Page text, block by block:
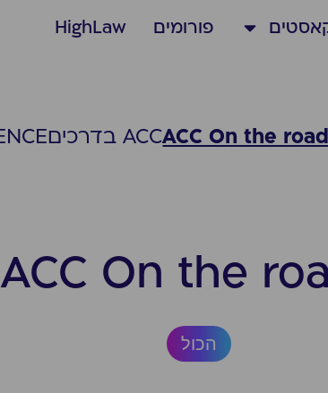
פורומים
HighLaw
ACC On theACC בדרכים
ACC On the
הכול